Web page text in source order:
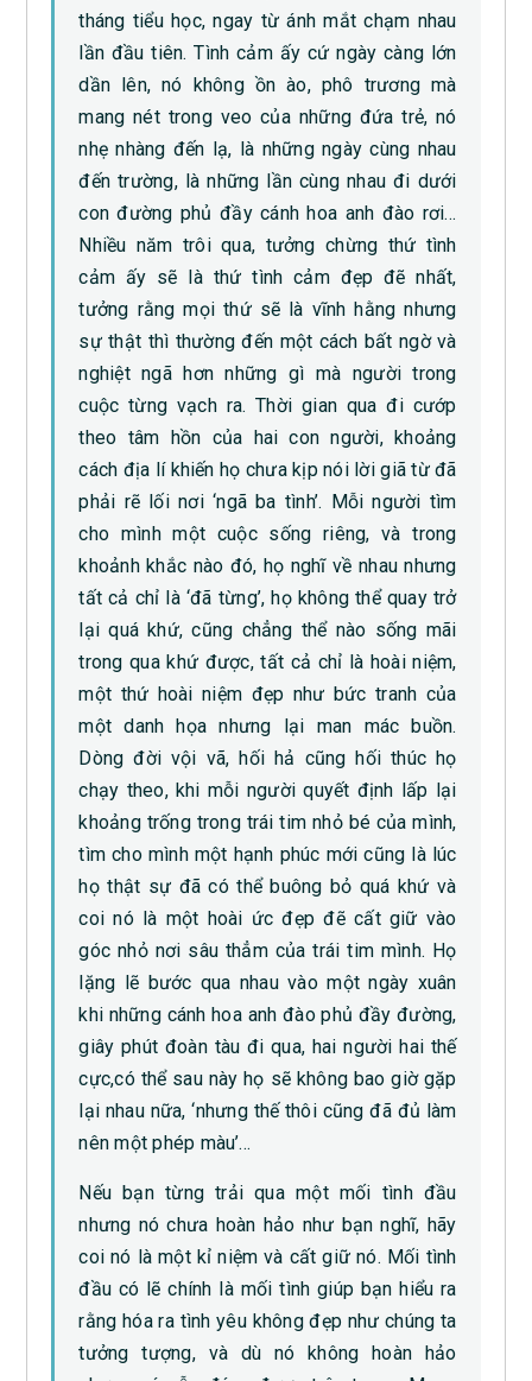
tháng tiểu học, ngay từ ánh mắt chạm nhau
lần đầu tiên. Tình cảm ấy cứ ngày càng lớn
dần lên, nó không ồn ào, phô trương mà
mang nét trong veo của những đứa trẻ, nó
nhẹ nhàng đến lạ, là những ngày cùng nhau
đến trường, là những lần cùng nhau đi dưới
con đường phủ đầy cánh hoa anh đào rơi…
Nhiều năm trôi qua, tưởng chừng thứ tình
cảm ấy sẽ là thứ tình cảm đẹp đẽ nhất,
tưởng rằng mọi thứ sẽ là vĩnh hằng nhưng
sự thật thì thường đến một cách bất ngờ và
nghiệt ngã hơn những gì mà người trong
cuộc từng vạch ra. Thời gian qua đi cướp
theo tâm hồn của hai con người, khoảng
cách địa lí khiến họ chưa kịp nói lời giã từ đã
phải rẽ lối nơi ‘ngã ba tình’. Mỗi người tìm
cho mình một cuộc sống riêng, và trong
khoảnh khắc nào đó, họ nghĩ về nhau nhưng
tất cả chỉ là ‘đã từng’, họ không thể quay trở
lại quá khứ, cũng chẳng thể nào sống mãi
trong qua khứ được, tất cả chỉ là hoài niệm,
một thứ hoài niệm đẹp như bức tranh của
một danh họa nhưng lại man mác buồn.
Dòng đời vội vã, hối hả cũng hối thúc họ
chạy theo, khi mỗi người quyết định lấp lại
khoảng trống trong trái tim nhỏ bé của mình,
tìm cho mình một hạnh phúc mới cũng là lúc
họ thật sự đã có thể buông bỏ quá khứ và
coi nó là một hoài ức đẹp đẽ cất giữ vào
góc nhỏ nơi sâu thẳm của trái tim mình. Họ
lặng lẽ bước qua nhau vào một ngày xuân
khi những cánh hoa anh đào phủ đầy đường,
giây phút đoàn tàu đi qua, hai người hai thế
cực,có thể sau này họ sẽ không bao giờ gặp
lại nhau nữa, ‘nhưng thế thôi cũng đã đủ làm
nên một phép màu’…
Nếu bạn từng trải qua một mối tình đầu
nhưng nó chưa hoàn hảo như bạn nghĩ, hãy
coi nó là một kỉ niệm và cất giữ nó. Mối tình
đầu có lẽ chính là mối tình giúp bạn hiểu ra
rằng hóa ra tình yêu không đẹp như chúng ta
tưởng tượng, và dù nó không hoàn hảo